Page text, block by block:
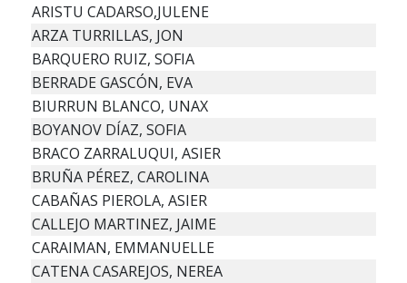
ARISTU CADARSO,JULENE
ARZA TURRILLAS, JON
BARQUERO RUIZ, SOFIA
BERRADE GASCÓN, EVA
BIURRUN BLANCO, UNAX
BOYANOV DÍAZ, SOFIA
BRACO ZARRALUQUI, ASIER
BRUÑA PÉREZ, CAROLINA
CABAÑAS PIEROLA, ASIER
CALLEJO MARTINEZ, JAIME
CARAIMAN, EMMANUELLE
CATENA CASAREJOS, NEREA